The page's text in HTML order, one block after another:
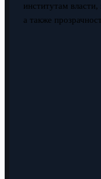
институтам
а также